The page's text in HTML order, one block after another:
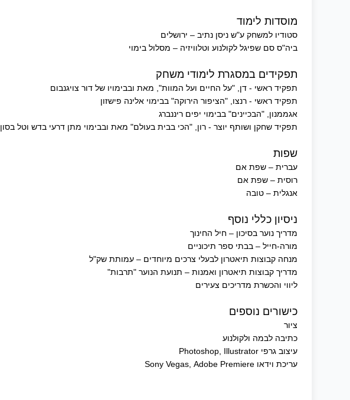
מוסדות לימוד
סטודיו למשחק ע"ש ניסן נתיב – ירושלים
ביה"ס סם שפיגל לקולנוע וטלוויזיה – מסלול בימוי
תפקידים במסגרת לימודי משחק
תפקיד ראשי - דן, "על החיים ועל המוות", מאת ובבימויו של דור צויגנבום
תפקיד ראשי - רנצו, "הציפור הירוקה" בבימוי אלינה פישזון
אגממנון, "הבכיינים" בבימוי יפים ריננברג
תפקיד שחקן ושותף יוצר - רון, "הכי בבית בעולם" מאת ובבימוי מתן דרעי בדש וטל בסון
שפות
עברית – שפת אם
רוסית – שפת אם
אנגלית – טובה
ניסיון כללי נוסף
מדריך נוער בסיכון – חיל החינוך
מורה-חייל – בבתי ספר תיכוניים
מנחה קבוצות תיאטרון לבעלי צרכים מיוחדים – עמותת שק"ל
מדריך קבוצות תיאטרון ואמנות – תנועת הנוער "תרבות"
ליווי והכשרת מדריכים צעירים
כישורים נוספים
ציור
כתיבה לבמה ולקולנוע
עיצוב גרפי Photoshop, Illustrator
עריכת וידאו Sony Vegas, Adobe Premiere